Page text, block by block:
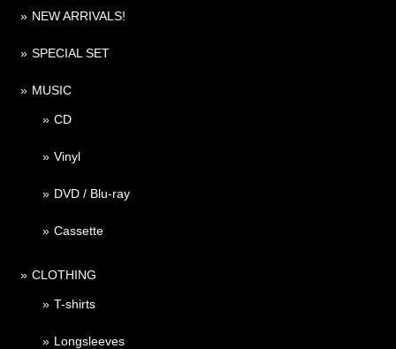
NEW ARRIVALS!
SPECIAL SET
MUSIC
CD
Vinyl
DVD / Blu-ray
Cassette
CLOTHING
T-shirts
Longsleeves